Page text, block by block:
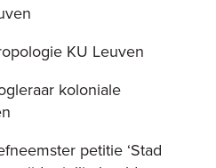
KU Leuven
koloniale
petitie ‘Stad